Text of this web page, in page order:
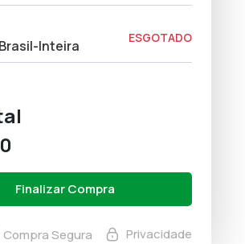
Inteira ESGOTADO
Finalizar Compra
Compra Segura Privacidade